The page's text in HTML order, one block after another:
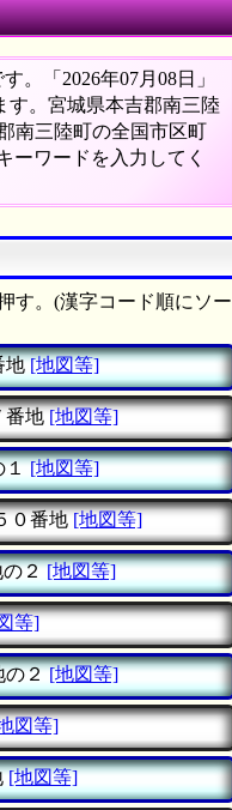
。「2026年07月08日」
す。宮城県本吉郡南三陸
南三陸町の全国市区町
ーワードを入力してく
す。(漢字コード順にソー
地 [地図等]
番地 [地図等]
１ [地図等]
０番地 [地図等]
２ [地図等]
等]
の２ [地図等]
図等]
[地図等]